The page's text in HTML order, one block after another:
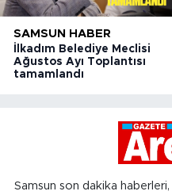
SAMSUN HABER
İlkadım Belediye Meclisi
Ağustos Ayı Toplantısı
tamamlandı
Samsun son dakika